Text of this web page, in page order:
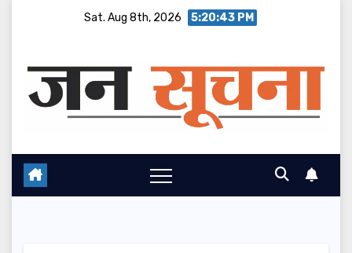
Sat. Aug 8th, 2026 5:20:44 PM